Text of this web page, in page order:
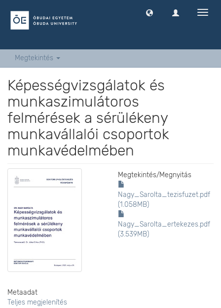
Megtekintés
Képességvizsgálatok és
munkaszimulátoros
felmérések a sérülékeny
munkavállalói csoportok
munkavédelmében
Megtekintés/Megnyitás
Nagy_Sarolta_tezisfuzet.pdf
(1.058MB)
Nagy_Sarolta_ertekezes.pdf
(3.539MB)
Metaadat
Teljes megjelenítés